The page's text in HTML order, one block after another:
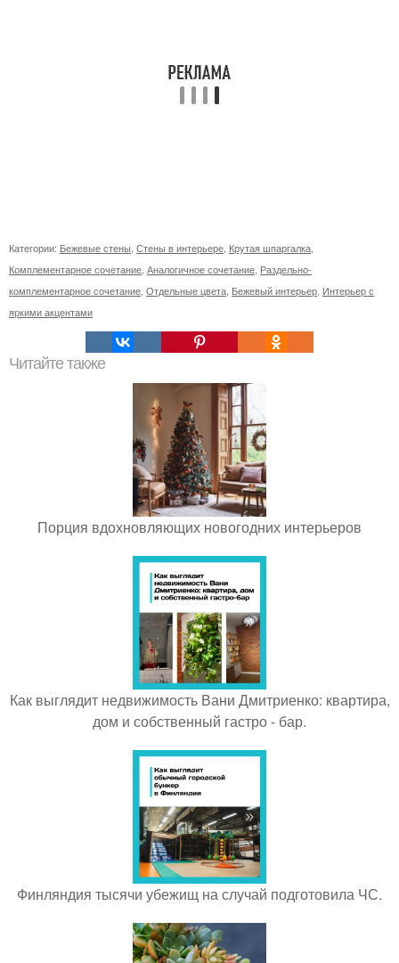
Категории: Бежевые стены Стены в интерьере Крутая шпаргалка
Комплементарное сочетание Аналогичное сочетание Раздельно-
комплементарное сочетание Отдельные цвета Бежевый интерьер Интерьер с
яркими акцентами
Читайте также
Порция вдохновляющих новогодних интерьеров
Как выглядит недвижимость Вани Дмитриенко: квартира,
дом и собственный гастро - бар.
Финляндия тысячи убежищ на случай подготовила ЧС.